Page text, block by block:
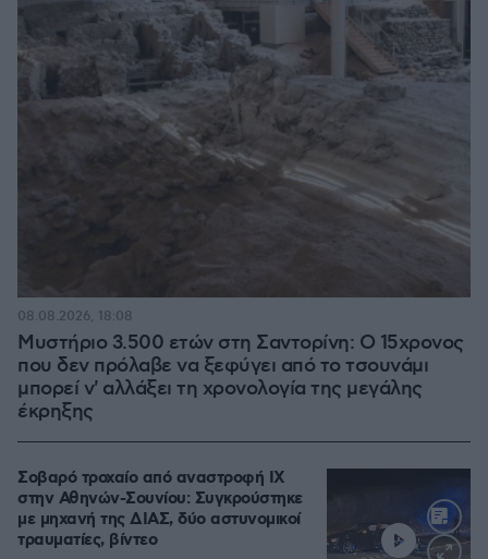
Μυστήριο 3.500 ετών στη Σαντορίνη: Ο 15χρονος
που δεν πρόλαβε να ξεφύγει από το τσουνάμι
μπορεί ν' αλλάξει τη χρονολογία της μεγάλης
έκρηξης
08.08.2026, 18:08
Σοβαρό τροχαίο από αναστροφή ΙΧ
στην Αθηνών-Σουνίου: Συγκρούστηκε
με μηχανή της ΔΙΑΣ, δύο αστυνομικοί
τραυματίες, βίντεο